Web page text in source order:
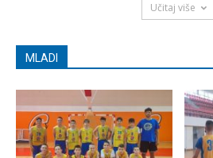
Učitaj više
MLADI